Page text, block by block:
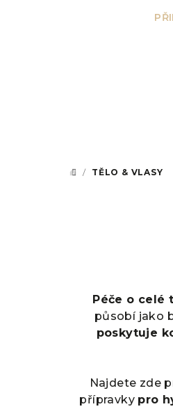
DOMŮ
/ TĚLO & VLASY
Péče o celé
působí jako
poskytuje
Najdete zde
přípravky pro